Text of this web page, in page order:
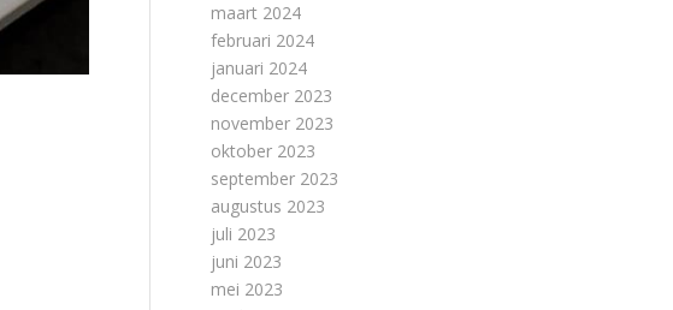
maart 2024
februari 2024
januari 2024
december 2023
november 2023
oktober 2023
september 2023
augustus 2023
juli 2023
juni 2023
mei 2023